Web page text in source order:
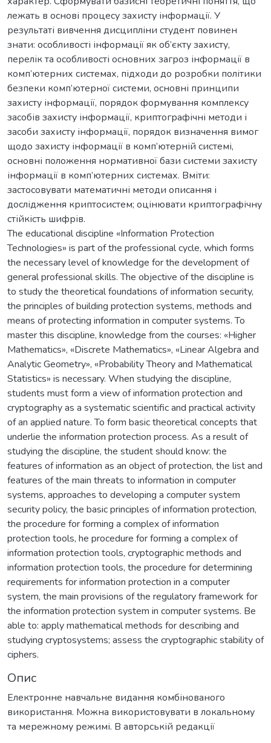
лежать в основі процесу захисту інформації. У
результаті вивчення дисципліни студент повинен
знати: особливості інформації як об’єкту захисту,
перелік та особливості основних загроз інформації в
комп’ютерних системах, підходи до розробки політики
безпеки комп’ютерної системи, основні принципи
захисту інформації, порядок формування комплексу
засобів захисту інформації, криптографічні методи і
засоби захисту інформації, порядок визначення вимог
щодо захисту інформації в комп’ютерній системі,
основні положення нормативної бази системи захисту
інформації в комп’ютерних системах. Вміти:
застосовувати математичні методи описання і
дослідження криптосистем; оцінювати криптографічну
стійкість шифрів.
The educational discipline «Information Protection
Technologies» is part of the professional cycle, which forms
the necessary level of knowledge for the development of
general professional skills. The objective of the discipline is
to study the theoretical foundations of information security,
the principles of building protection systems, methods and
means of protecting information in computer systems. To
master this discipline, knowledge from the courses: «Higher
Mathematics», «Discrete Mathematics», «Linear Algebra and
Analytic Geometry», «Probability Theory and Mathematical
Statistics» is necessary. When studying the discipline,
students must form a view of information protection and
cryptography as a systematic scientific and practical activity
of an applied nature. To form basic theoretical concepts that
underlie the information protection process. As a result of
studying the discipline, the student should know: the
features of information as an object of protection, the list and
features of the main threats to information in computer
systems, approaches to developing a computer system
security policy, the basic principles of information protection,
the procedure for forming a complex of information
protection tools, he procedure for forming a complex of
information protection tools, cryptographic methods and
information protection tools, the procedure for determining
requirements for information protection in a computer
system, the main provisions of the regulatory framework for
the information protection system in computer systems. Be
able to: apply mathematical methods for describing and
studying cryptosystems; assess the cryptographic stability of
ciphers.
Опис
Електронне навчальне видання комбінованого
використання. Можна використовувати в локальному
та мережному режимі. В авторській редакції